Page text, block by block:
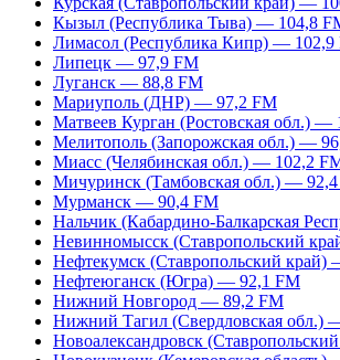
Кызыл (Республика Тыва) — 104,8
Лимасол (Республика Кипр) — 102,9
Липецк — 97,9 FM
Луганск — 88,8 FM
Мариуполь (ДНР) — 97,2 FM
Матвеев Курган (Ростовская обл.) —
Мелитополь (Запорожская обл.) —
Миасс (Челябинская обл.) — 102,2
Мичуринск (Тамбовская обл.) —
Мурманск — 90,4 FM
Нальчик (Кабардино-Балкарская
Невинномысск (Ставропольский
Нефтекумск (Ставропольский край)
Нефтеюганск (Югра) — 92,1 FM
Нижний Новгород — 89,2 FM
Нижний Тагил (Свердловская обл.)
Новоалександровск